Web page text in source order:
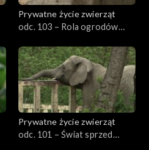
Prywatne życie zwierząt
odc. 103 – Rola ogrodów
Prywatne życie zwierząt
odc. 101 – Świat sprzed